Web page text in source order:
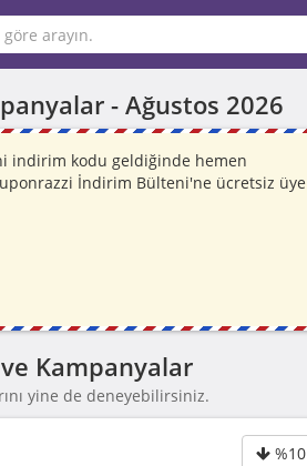
- Ağustos 2026
indirim kodu geldiğinde hemen
İndirim Bülteni'ne ücretsiz üye
Kampanyalar
yine de deneyebilirsiniz.
%10